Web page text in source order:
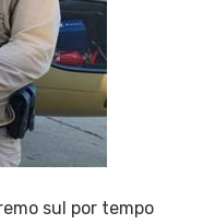
sul por tempo